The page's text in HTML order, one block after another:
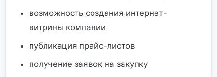
возможность создания интернет-
витрины компании
публикация прайс-листов
получение заявок на закупку